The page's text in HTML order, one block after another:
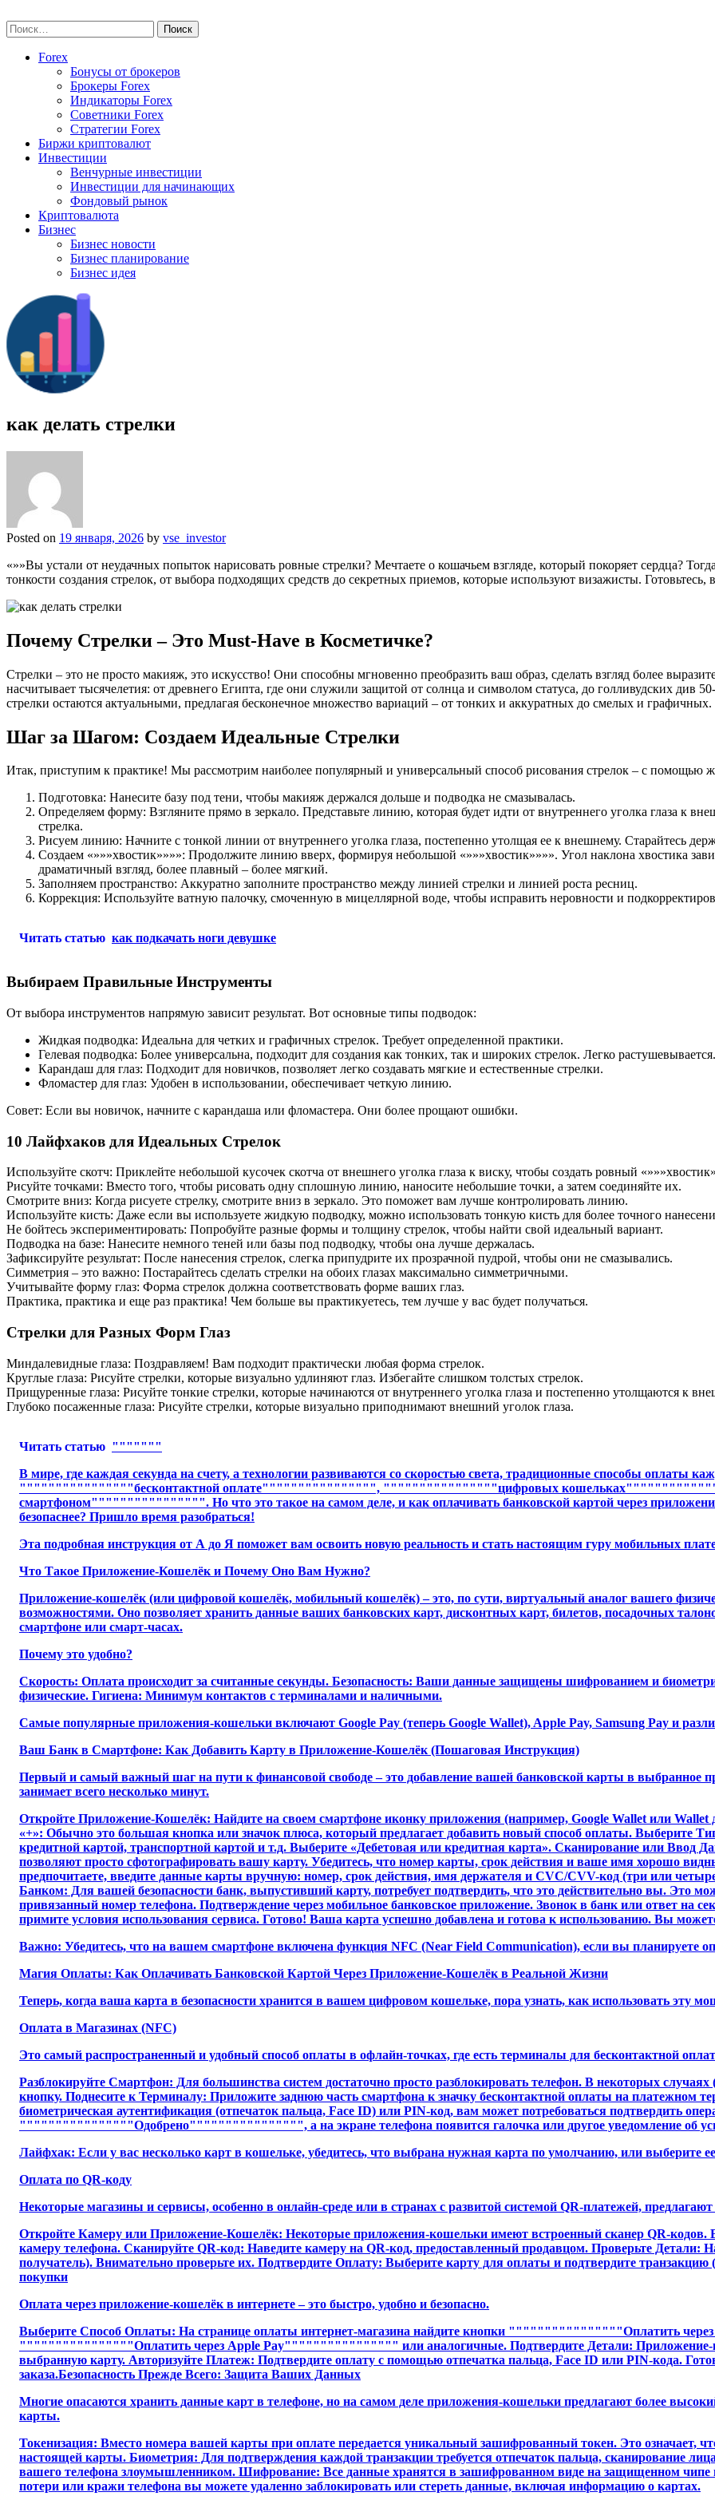
to
content
Найти:
Forex
Бонусы от брокеров
Брокеры Forex
Индикаторы Forex
Советники Forex
Стратегии Forex
Биржи криптовалют
Инвестиции
Венчурные инвестиции
Инвестиции для начинающих
Фондовый рынок
Криптовалюта
Бизнес
Бизнес новости
Бизнес планирование
Бизнес идея
как делать стрелки
Posted on 19 января, 2026 by vse_investor
«»»Вы устали от неудачных попыток нарисовать ровные стрелки? Мечтаете о кошачьем взгляде, который покоряет сердца?
тонкости создания стрелок, от выбора подходящих средств до секретных приемов, которые используют визажисты. Готовьтесь,
Почему Стрелки – Это Must-Have в Косметичке?
Стрелки – это не просто макияж, это искусство! Они способны мгновенно преобразить ваш образ, сделать взгляд более
насчитывает тысячелетия: от древнего Египта, где они служили защитой от солнца и символом статуса, до голливудских див
стрелки остаются актуальными, предлагая бесконечное множество вариаций – от тонких и аккуратных до смелых и графичных.
Шаг за Шагом: Создаем Идеальные Стрелки
Итак, приступим к практике! Мы рассмотрим наиболее популярный и универсальный способ рисования стрелок – с помощью
Подготовка: Нанесите базу под тени, чтобы макияж держался дольше и подводка не смазывалась.
Определяем форму: Взгляните прямо в зеркало. Представьте линию, которая будет идти от внутреннего уголка глаза к
стрелка.
Рисуем линию: Начните с тонкой линии от внутреннего уголка глаза, постепенно утолщая ее к внешнему. Старайтесь
Создаем «»»»хвостик»»»»: Продолжите линию вверх, формируя небольшой «»»»хвостик»»»». Угол наклона хвостика
драматичный взгляд, более плавный – более мягкий.
Заполняем пространство: Аккуратно заполните пространство между линией стрелки и линией роста ресниц.
Коррекция: Используйте ватную палочку, смоченную в мицеллярной воде, чтобы исправить неровности и
Читать статью как подкачать ноги девушке
Выбираем Правильные Инструменты
От выбора инструментов напрямую зависит результат. Вот основные типы подводок:
Жидкая подводка: Идеальна для четких и графичных стрелок. Требует определенной практики.
Гелевая подводка: Более универсальна, подходит для создания как тонких, так и широких стрелок. Легко растушевывается.
Карандаш для глаз: Подходит для новичков, позволяет легко создавать мягкие и естественные стрелки.
Фломастер для глаз: Удобен в использовании, обеспечивает четкую линию.
Совет: Если вы новичок, начните с карандаша или фломастера. Они более прощают ошибки.
10 Лайфхаков для Идеальных Стрелок
Используйте скотч: Приклейте небольшой кусочек скотча от внешнего уголка глаза к виску, чтобы создать ровный
Рисуйте точками: Вместо того, чтобы рисовать одну сплошную линию, наносите небольшие точки, а затем соединяйте их.
Смотрите вниз: Когда рисуете стрелку, смотрите вниз в зеркало. Это поможет вам лучше контролировать линию.
Используйте кисть: Даже если вы используете жидкую подводку, можно использовать тонкую кисть для более точного
Не бойтесь экспериментировать: Попробуйте разные формы и толщину стрелок, чтобы найти свой идеальный вариант.
Подводка на базе: Нанесите немного теней или базы под подводку, чтобы она лучше держалась.
Зафиксируйте результат: После нанесения стрелок, слегка припудрите их прозрачной пудрой, чтобы они не смазывались.
Симметрия – это важно: Постарайтесь сделать стрелки на обоих глазах максимально симметричными.
Учитывайте форму глаз: Форма стрелок должна соответствовать форме ваших глаз.
Практика, практика и еще раз практика! Чем больше вы практикуетесь, тем лучше у вас будет получаться.
Стрелки для Разных Форм Глаз
Миндалевидные глаза: Поздравляем! Вам подходит практически любая форма стрелок.
Круглые глаза: Рисуйте стрелки, которые визуально удлиняют глаз. Избегайте слишком толстых стрелок.
Прищуренные глаза: Рисуйте тонкие стрелки, которые начинаются от внутреннего уголка глаза и постепенно утолщаются к
Глубоко посаженные глаза: Рисуйте стрелки, которые визуально приподнимают внешний уголок глаза.
Читать статью """""""
В мире, где каждая секунда на счету, а технологии развиваются со скоростью света, традиционные способы
""""""""""""""""бесконтактной оплате"""""""""""""""", """"""""""""""""цифровых
смартфоном"""""""""""""""". Но что это такое на самом деле, и как оплачивать банковской картой через
безопаснее? Пришло время разобраться!
Эта подробная инструкция от А до Я поможет вам освоить новую реальность и стать настоящим гуру мобильных
Что Такое Приложение-Кошелёк и Почему Оно Вам Нужно?
Приложение-кошелёк (или цифровой кошелёк, мобильный кошелёк) – это, по сути, виртуальный аналог вашего
возможностями. Оно позволяет хранить данные ваших банковских карт, дисконтных карт, билетов, посадочных
смартфоне или смарт-часах.
Почему это удобно?
Скорость: Оплата происходит за считанные секунды. Безопасность: Ваши данные защищены шифрованием и
физические. Гигиена: Минимум контактов с терминалами и наличными.
Самые популярные приложения-кошельки включают Google Pay (теперь Google Wallet), Apple Pay, Samsung Pay и
Ваш Банк в Смартфоне: Как Добавить Карту в Приложение-Кошелёк (Пошаговая Инструкция)
Первый и самый важный шаг на пути к финансовой свободе – это добавление вашей банковской карты в выбранное
занимает всего несколько минут.
Откройте Приложение-Кошелёк: Найдите на своем смартфоне иконку приложения (например, Google Wallet или Wallet
«+»: Обычно это большая кнопка или значок плюса, который предлагает добавить новый способ оплаты. Выберите
кредитной картой, транспортной картой и т.д. Выберите «Дебетовая или кредитная карта». Сканирование или
позволяют просто сфотографировать вашу карту. Убедитесь, что номер карты, срок действия и ваше имя хорошо
предпочитаете, введите данные карты вручную: номер, срок действия, имя держателя и CVC/CVV-код (три или
Банком: Для вашей безопасности банк, выпустивший карту, потребует подтвердить, что это действительно вы. Это
привязанный номер телефона. Подтверждение через мобильное банковское приложение. Звонок в банк или ответ на
примите условия использования сервиса. Готово! Ваша карта успешно добавлена и готова к использованию. Вы
Важно: Убедитесь, что на вашем смартфоне включена функция NFC (Near Field Communication), если вы планируете
Магия Оплаты: Как Оплачивать Банковской Картой Через Приложение-Кошелёк в Реальной Жизни
Теперь, когда ваша карта в безопасности хранится в вашем цифровом кошельке, пора узнать, как использовать эту
Оплата в Магазинах (NFC)
Это самый распространенный и удобный способ оплаты в офлайн-точках, где есть терминалы для бесконтактной
Разблокируйте Смартфон: Для большинства систем достаточно просто разблокировать телефон. В некоторых
кнопку. Поднесите к Терминалу: Приложите заднюю часть смартфона к значку бесконтактной оплаты на платежном
биометрическая аутентификация (отпечаток пальца, Face ID) или PIN-код, вам может потребоваться подтвердить
""""""""""""""""Одобрено"""""""""""""""", а на экране телефона появится галочка или другое уведомление об
Лайфхак: Если у вас несколько карт в кошельке, убедитесь, что выбрана нужная карта по умолчанию, или выберите
Оплата по QR-коду
Некоторые магазины и сервисы, особенно в онлайн-среде или в странах с развитой системой QR-платежей,
Откройте Камеру или Приложение-Кошелёк: Некоторые приложения-кошельки имеют встроенный сканер QR-кодов.
камеру телефона. Сканируйте QR-код: Наведите камеру на QR-код, предоставленный продавцом. Проверьте Детали:
получатель). Внимательно проверьте их. Подтвердите Оплату: Выберите карту для оплаты и подтвердите
покупки
Оплата через приложение-кошелёк в интернете – это быстро, удобно и безопасно.
Выберите Способ Оплаты: На странице оплаты интернет-магазина найдите кнопки """"""""""""""""Оплатить
""""""""""""""""Оплатить через Apple Pay"""""""""""""""" или аналогичные. Подтвердите Детали: Приложение-
выбранную карту. Авторизуйте Платеж: Подтвердите оплату с помощью отпечатка пальца, Face ID или PIN-кода.
заказа.Безопасность Прежде Всего: Защита Ваших Данных
Многие опасаются хранить данные карт в телефоне, но на самом деле приложения-кошельки предлагают более
карты.
Токенизация: Вместо номера вашей карты при оплате передается уникальный зашифрованный токен. Это означает,
настоящей карты. Биометрия: Для подтверждения каждой транзакции требуется отпечаток пальца, сканирование
вашего телефона злоумышленником. Шифрование: Все данные хранятся в зашифрованном виде на защищенном чипе
потери или кражи телефона вы можете удаленно заблокировать или стереть данные, включая информацию о картах.